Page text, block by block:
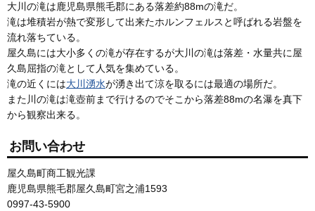
大川の滝は鹿児島県熊毛郡にある落差約88mの滝だ。
滝は堆積岩が熱で変形して出来たホルンフェルスと呼ばれる岩盤を
流れ落ちている。
屋久島には大小多くの滝が存在するが大川の滝は落差・水量共に屋
久島屈指の滝として人気を集めている。
滝の近くには大川湧水が湧き出て涼を取るには最適の場所だ。
また川の滝は滝壺前まで行けるのでそこから落差88mの名瀑を真下
から観察出来る。
お問い合わせ
屋久島町商工観光課
鹿児島県熊毛郡屋久島町宮之浦1593
0997-43-5900